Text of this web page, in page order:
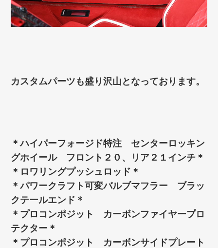
カスタムパーツも盛り沢山となっております。
＊ハイパーフォージド特注 センターロッキン
グホイール フロント２０、リア２１インチ＊
＊ロワリングプッシュロッド＊
＊パワークラフト可変バルブマフラー ブラッ
クテールエンド＊
＊プロコンポジット カーボンファイヤープロ
テクター＊
＊プロコンポジット カーボンサイドプレート